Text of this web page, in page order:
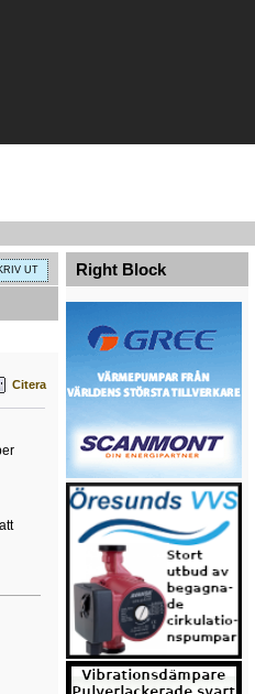
UT
Citera
Right Block